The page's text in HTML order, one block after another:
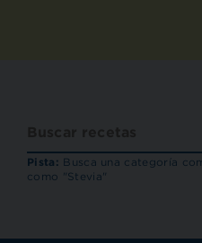
Pista: Busca una categoría
como "Stevia"